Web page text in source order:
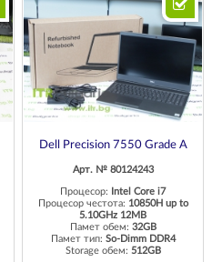
Dell Precision 7550 Grade A
Арт. № 80124243
Процесор:
Intel Core i7
Процесор честота: 10850H up to
5.10GHz 12MB
Памет обем: 32GB
Памет тип: So-Dimm DDR4
Storage обем: 512GB